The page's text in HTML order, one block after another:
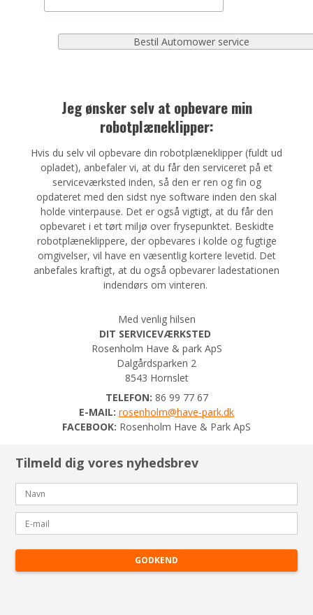
Jeg ønsker selv at opbevare min
robotplæneklipper:
Hvis du selv vil opbevare din robotplæneklipper (fuldt ud
opladet), anbefaler vi, at du får den serviceret på et
serviceværksted inden, så den er ren og fin og
opdateret med den sidst nye software inden den skal
holde vinterpause. Det er også vigtigt, at du får den
opbevaret i et tørt miljø over frysepunktet. Beskidte
robotplæneklippere, der opbevares i kolde og fugtige
omgivelser, vil have en væsentlig kortere levetid. Det
anbefales kraftigt, at du også opbevarer ladestationen
indendørs om vinteren.
Med venlig hilsen
DIT SERVICEVÆRKSTED
Rosenholm Have & park ApS
Dalgårdsparken 2
8543 Hornslet
TELEFON: 86 99 77 67
E-MAIL: rosenholm@have-park.dk
FACEBOOK: Rosenholm Have & Park ApS
Tilmeld dig vores nyhedsbrev
GODKEND